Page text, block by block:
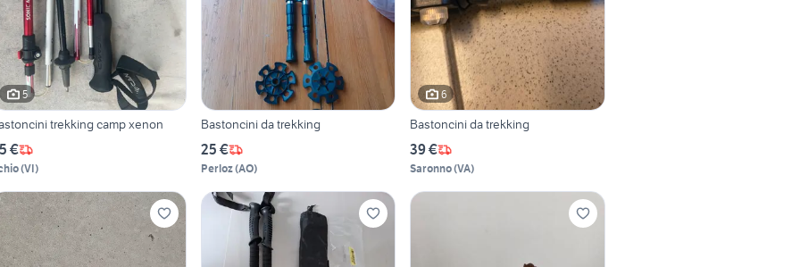
5
trekking camp xenon
€
(VI)
Bastoncini da trekking
25 €
Perloz(AO)
6
Bastoncini da trekking
39 €
Saronno(VA)